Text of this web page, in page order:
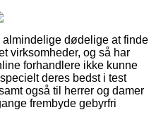
almindelige dødelige at finde
virksomheder, og så har
forhandlere ikke kunne
deres bedst i test
også til herrer og damer
frembyde gebyrfri